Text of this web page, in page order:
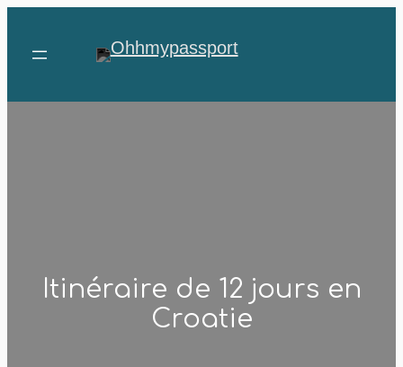
contenu
Itinéraire de 12 jours en
Croatie